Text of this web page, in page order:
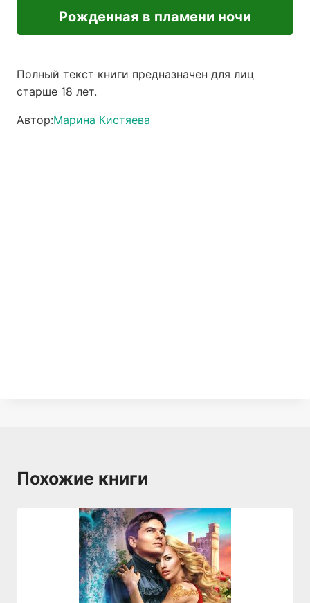
Рожденная в пламени ночи
Полный текст книги предназначен для лиц
старше 18 лет.
Автор:Марина Кистяева
Похожие книги